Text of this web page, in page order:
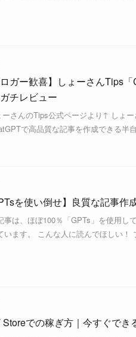
ロガー歓喜】しょーさんTips
チレビュー
さんのTips公式ページより↑ しょ
で高品質な記事を作成できる
を使い倒せ】良質な記事作
事は、ほぼ100％「GPTs」を使用し
います。 こんな人に読んでほしい
Storeでの稼ぎ方｜今すぐでき